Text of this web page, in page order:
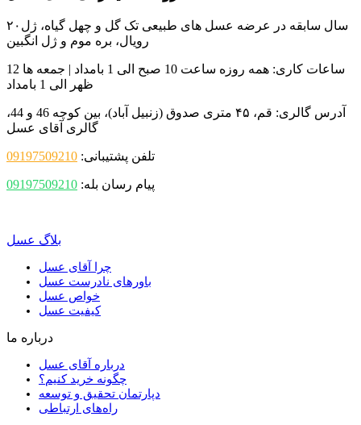
۲۰سال سابقه در عرضه عسل های طبیعی تک گل و چهل گیاه، ژل
رویال، بره موم و ژل انگبین
ساعات کاری:
همه روزه ساعت 10 صبح الی 1 بامداد | جمعه ها 12
ظهر الی 1 بامداد
آدرس گالری:
قم، ۴۵ متری صدوق (زنبیل آباد)، بین کوچه 46 و 44،
گالری آقای عسل
تلفن پشتیبانی: 09197509210
پیام رسان بله: 09197509210
بلاگ عسل
چرا آقای عسل
باورهای نادرست عسل
خواص عسل
کیفیت عسل
درباره ما
درباره آقای عسل
چگونه خرید کنیم؟
دپارتمان تحقیق و توسعه
راه‌های ارتباطی